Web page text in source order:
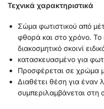
Τεχνικά χαρακτηριστικά
Σώμα φωτιστικού από
φθορά και στο χρόνο. Το
διακοσμητικό σκοινί
κατασκευασμένο για
Προσφέρεται σε χρώμα
Διαθέτει θέση για έναν
συμπεριλαμβάνεται στη